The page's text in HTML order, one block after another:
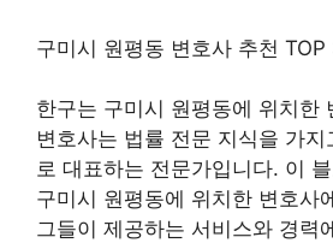
구미시 원평동 변호사 추천 TOP
한구는 구미시 원평동에 위치한
변호사는 법률 전문 지식을 가
로 대표하는 전문가입니다. 이
구미시 원평동에 위치한 변호사
그들이 제공하는 서비스와 경력